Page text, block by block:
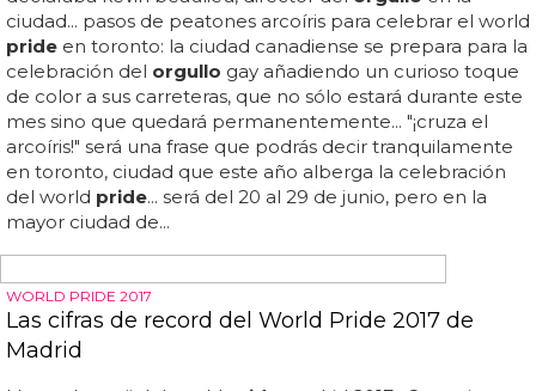
jurado de 'masterchef'... revelados los pregoneros del
world pridemadrid 2017: ¡serán muchos y serán
repetidores de otros años!... elorgullogay madrid 2015
arranca con el pregón de cayetana y amenábar y la
actuación de marta sánchez... a las puertas de las
celebraciones del worldpridemadrid 2017 seguíamos sin
saber quiénes darían el pregón este año... pero este año
han ido sobre seguro con lo que ya les ha funcionado: el
pregón del world
famosos que ya fueron pregoneros... para el pregón del
anteriores y otras...